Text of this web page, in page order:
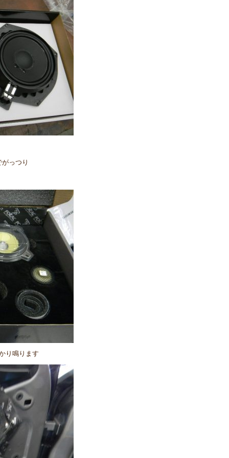
っつり
り鳴ります